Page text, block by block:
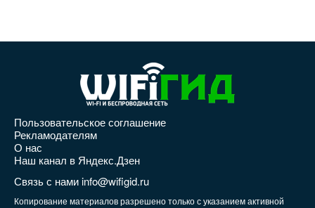
Пользовательское соглашение
Рекламодателям
О нас
Наш канал в Яндекс.Дзен
Связь с нами info@wifigid.ru
Копирование материалов разрешено только с указанием активной